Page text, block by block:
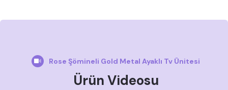
Rose Şömineli Gold Metal Ayaklı Tv Ünitesi
Ürün Videosu